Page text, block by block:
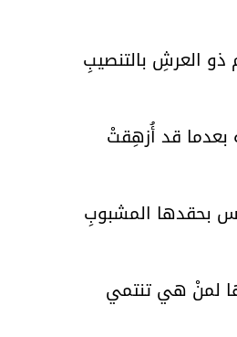
العرشِ بالتنصيبِ
بعدما قد أُزهِقتْ
بحقدها المشبوبِ
لمنْ هي تنتمي